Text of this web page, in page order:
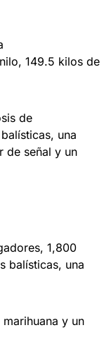
149.5 kilos de
de
una
de señal y un
1,800
balísticas, una
y un